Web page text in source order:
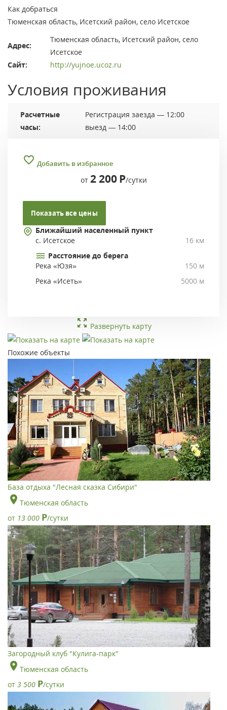
Как добраться
Тюменская область, Исетский район, село Исетское
Адрес:
Тюменская область, Исетский район, село
Исетское
Сайт:
http://yujnoe.ucoz.ru
Условия проживания
Расчетные
часы:
Регистрация заезда — 12:00
выезд — 14:00
Добавить в избранное
от 2 200 Р/сутки
Показать все цены
Ближайший населенный пункт
с. Исетское
16 км
Расстояние до берега
Река «Юзя»
150 м
Река «Исеть»
5000 м
Развернуть карту
Похожие объекты
База отдыха "Лесная сказка Сибири"
Тюменская область
от 13 000 Р/сутки
Загородный клуб "Кулига-парк"
Тюменская область
от 3 500 Р/сутки